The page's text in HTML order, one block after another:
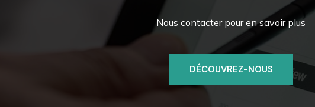
Nous contacter pour en savoir plus
DÉCOUVREZ-NOUS